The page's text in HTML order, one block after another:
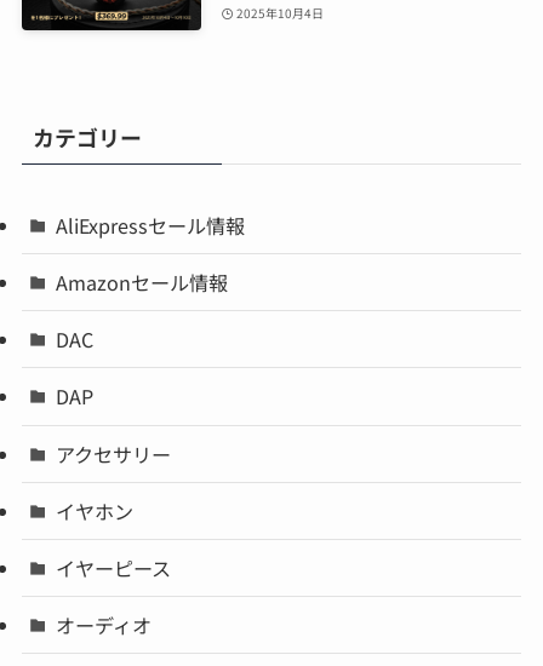
2025年10月4日
カテゴリー
AliExpressセール情報
Amazonセール情報
DAC
DAP
アクセサリー
イヤホン
イヤーピース
オーディオ